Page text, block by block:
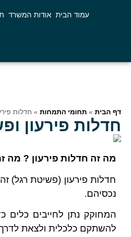
עמוד הבית אודות המשרד
דף הבית » תחומי התמחות » חדלות
חדלות פירעון
מה זה חדלות פירעון ? מה
חדלות פירעון (פשיטת רגל)
נכסיהם.
המחוקק נתן לחייבים כלים
להשתקם כלכלית ולצאת